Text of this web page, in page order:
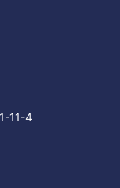
11-4